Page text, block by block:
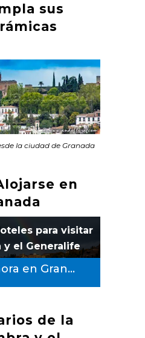
sus
la ciudad de Granada
en
para visitar
y el Generalife
Reserva ahora en Granada capital
de la